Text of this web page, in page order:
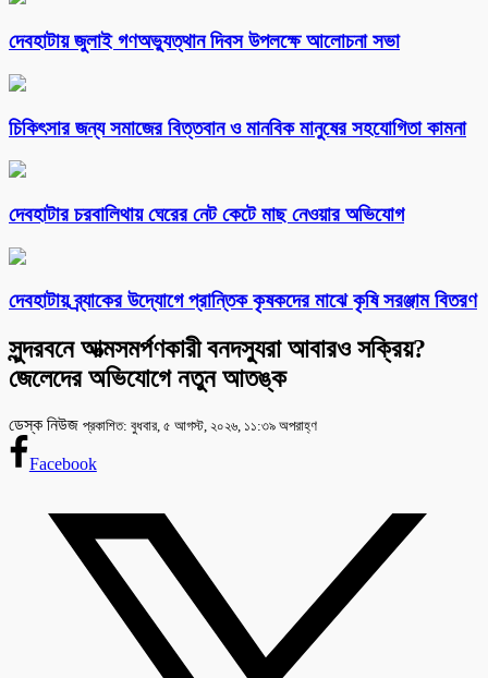
দেবহাটায় জুলাই গণঅভ্যুত্থান দিবস উপলক্ষে আলোচনা সভা
চিকিৎসার জন্য সমাজের বিত্তবান ও মানবিক মানুষের সহযোগিতা কামনা
দেবহাটার চরবালিথায় ঘেরের নেট কেটে মাছ নেওয়ার অভিযোগ
দেবহাটায় ব্র্যাকের উদ্যোগে প্রান্তিক কৃষকদের মাঝে কৃষি সরঞ্জাম বিতরণ
সুন্দরবনে আত্মসমর্পণকারী বনদস্যুরা আবারও সক্রিয়?
জেলেদের অভিযোগে নতুন আতঙ্ক
ডেস্ক নিউজ প্রকাশিত: বুধবার, ৫ আগস্ট, ২০২৬, ১১:৩৯ অপরাহ্ণ
Facebook